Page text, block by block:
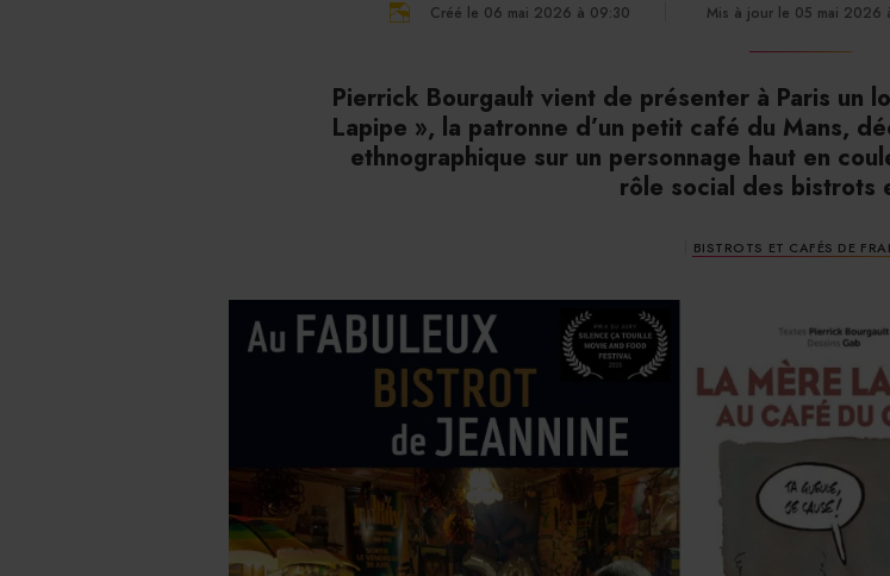
Créé le 06 mai 2026 à 09:30 Mis à jour le 05 mai 2026
Pierrick Bourgault vient de présenter à Paris un
Lapipe », la patronne d’un petit café du Mans,
ethnographique sur un personnage haut en
rôle social des bistrots
BISTROTS ET CAFÉS DE